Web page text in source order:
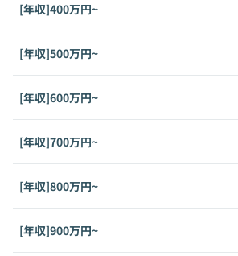
[年収]400万円~
[年収]500万円~
[年収]600万円~
[年収]700万円~
[年収]800万円~
[年収]900万円~